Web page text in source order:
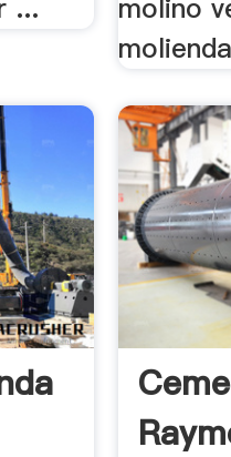
...
molino